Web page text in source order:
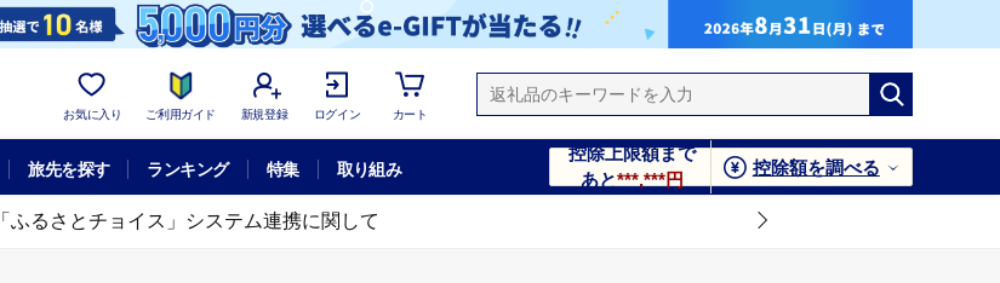
お気に入り ご利用ガイド 新規登録 ログイン カート
旅先を探す ランキング 特集 取り組み
控除上限額まで
あと***,***円
控除額を調べる
「ふるさとチョイス」システム連携に関して